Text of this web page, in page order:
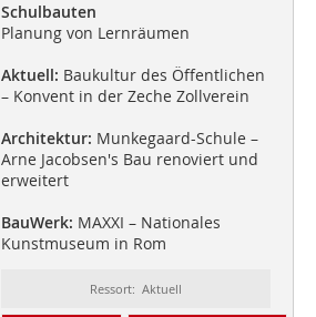
Schulbauten
Planung von Lernräumen
Aktuell: Baukultur des Öffentlichen
– Konvent in der Zeche Zollverein
Architektur: Munkegaard-Schule –
Arne Jacobsen's Bau renoviert und
erweitert
BauWerk: MAXXI – Nationales
Kunstmuseum in Rom
Ressort: Aktuell